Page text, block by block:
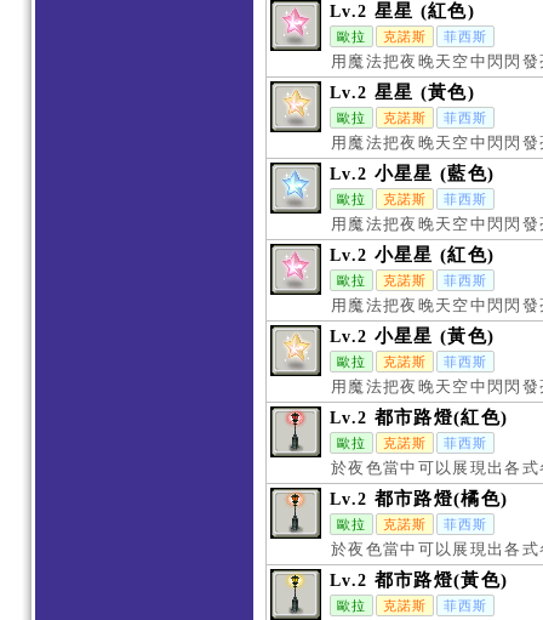
Lv.2 星星 (紅色)
歐拉 克諾斯 菲西斯
用魔法把夜晚天空中閃閃
Lv.2 星星 (黃色)
歐拉 克諾斯 菲西斯
用魔法把夜晚天空中閃閃
Lv.2 小星星 (藍色)
歐拉 克諾斯 菲西斯
用魔法把夜晚天空中閃閃
Lv.2 小星星 (紅色)
歐拉 克諾斯 菲西斯
用魔法把夜晚天空中閃閃
Lv.2 小星星 (黃色)
歐拉 克諾斯 菲西斯
用魔法把夜晚天空中閃閃
Lv.2 都市路燈(紅色)
歐拉 克諾斯 菲西斯
於夜色當中可以展現出各
Lv.2 都市路燈(橘色)
歐拉 克諾斯 菲西斯
於夜色當中可以展現出各
Lv.2 都市路燈(黃色)
歐拉 克諾斯 菲西斯